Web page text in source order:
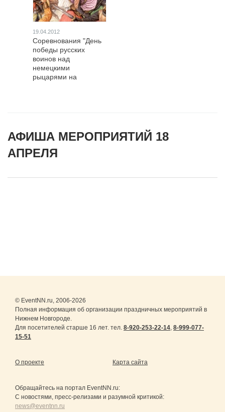
19.04.2012
Соревнования "День
победы русских
воинов над
немецкими
рыцарями на
АФИША МЕРОПРИЯТИЙ 18
АПРЕЛЯ
© EventNN.ru, 2006-2026
Полная информация об организации праздничных мероприятий в
Нижнем Новгороде.
Для посетителей старше 16 лет. тел. 8-920-253-22-14, 8-999-077-
15-51
О проекте Карта сайта
Обращайтесь на портал EventNN.ru:
С новостями, пресс-релизами и разумной критикой:
news@eventnn.ru